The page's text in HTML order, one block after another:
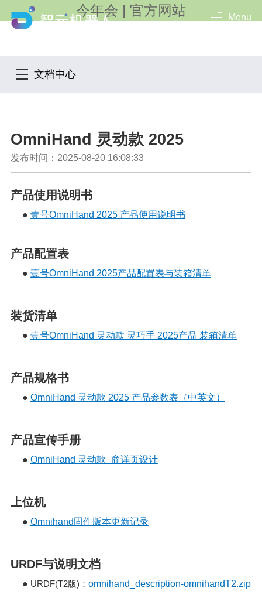
今年会 | 官方网站 Menu
文档中心
OmniHand 灵动款 2025
发布时间：2025-08-20 16:08:33
产品使用说明书
● 壹号OmniHand 2025 产品使用说明书
产品配置表
● 壹号OmniHand 2025产品配置表与装箱清单
装货清单
● 壹号OmniHand 灵动款 灵巧手 2025产品 装箱清单
产品规格书
● OmniHand 灵动款 2025 产品参数表（中英文）
产品宣传手册
● OmniHand 灵动款_商详页设计
上位机
● Omnihand固件版本更新记录
URDF与说明文档
● URDF(T2版) ： omnihand_description-omnihandT2.zip